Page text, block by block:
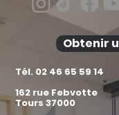
Obtenir
Tél. 02 46 65 59 14
162 rue Febvotte
Tours 37000